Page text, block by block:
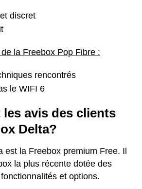
discret
la Freebox Pop Fibre :
rencontrés
le WIFI 6
les avis des clients
Delta?
est la Freebox premium Free. Il
la plus récente dotée des
et options.